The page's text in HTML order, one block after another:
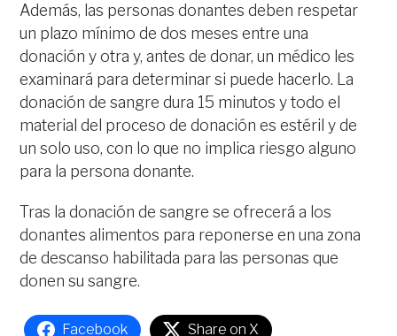
Además, las personas donantes deben respetar
un plazo mínimo de dos meses entre una
donación y otra y, antes de donar, un médico les
examinará para determinar si puede hacerlo. La
donación de sangre dura 15 minutos y todo el
material del proceso de donación es estéril y de
un solo uso, con lo que no implica riesgo alguno
para la persona donante.
Tras la donación de sangre se ofrecerá a los
donantes alimentos para reponerse en una zona
de descanso habilitada para las personas que
donen su sangre.
Facebook Share on X